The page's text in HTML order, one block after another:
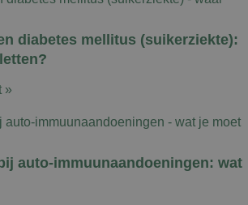
diabetes mellitus (suikerziekte):
»
auto-immuunaandoeningen: wat